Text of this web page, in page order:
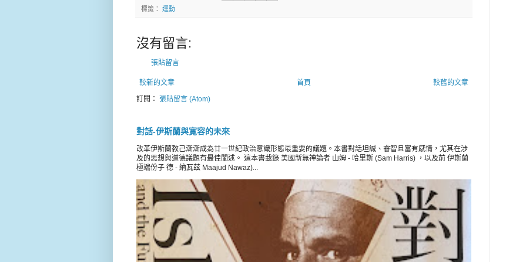
標籤： 運動
沒有留言:
張貼留言
較新的文章 較舊的文章
首頁
訂閱： 張貼留言 (Atom)
對話-伊斯蘭與寛容的未來
改革伊斯蘭教己漸漸成為廿一世紀政治意識形態最重要的議題。本書對話坦誠、睿智且富有感情，尤其在涉
及的思想與道德議題有最佳闡述。 這本書載錄 美國新無神論者 山姆 - 哈里斯 (Sam Harris) ，以及前 伊斯蘭
極端份子 德 - 納瓦茲 Maajud Nawaz)...